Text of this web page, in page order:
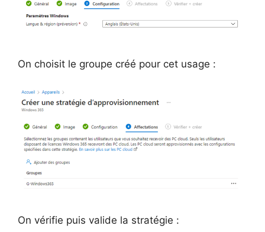
On choisit le groupe créé pour cet usage :
On vérifie puis valide la stratégie :